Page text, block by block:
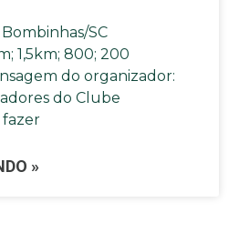
SC
1,5km; 800; 200
do organizador:
do Clube
fazer
»